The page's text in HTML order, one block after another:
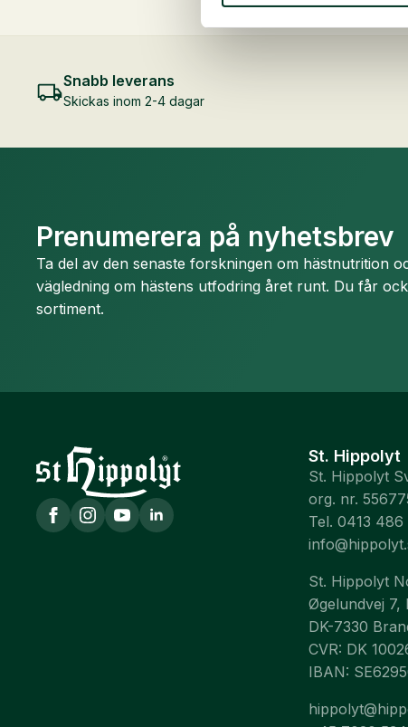
Snabb leverans
Skickas inom 2-4 dagar
Prenumerera på nyhetsbrev
Ta del av den senaste forskningen om hästnutrition
vägledning om hästens utfodring året runt. Du får
sortiment.
St. Hippolyt
St. Hippolyt
org. nr.
Tel. 0413 486
St. Hippolyt
Øgelundvej 7,
DK-7330
CVR: DK
IBAN: